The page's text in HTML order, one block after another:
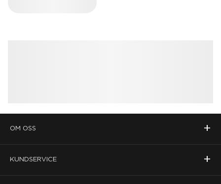
OM OSS +
KUNDSERVICE +